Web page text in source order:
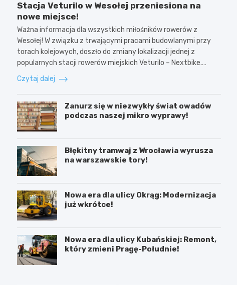
Stacja Veturilo w Wesołej przeniesiona na
nowe miejsce!
Ważna informacja dla wszystkich miłośników rowerów z
Wesołej! W związku z trwającymi pracami budowlanymi przy
torach kolejowych, doszło do zmiany lokalizacji jednej z
popularnych stacji rowerów miejskich Veturilo – Nextbike.…
Czytaj dalej
Zanurz się w niezwykły świat owadów
podczas naszej mikro wyprawy!
Błękitny tramwaj z Wrocławia wyrusza
na warszawskie tory!
Nowa era dla ulicy Okrąg: Modernizacja
już wkrótce!
Nowa era dla ulicy Kubańskiej: Remont,
który zmieni Pragę-Południe!